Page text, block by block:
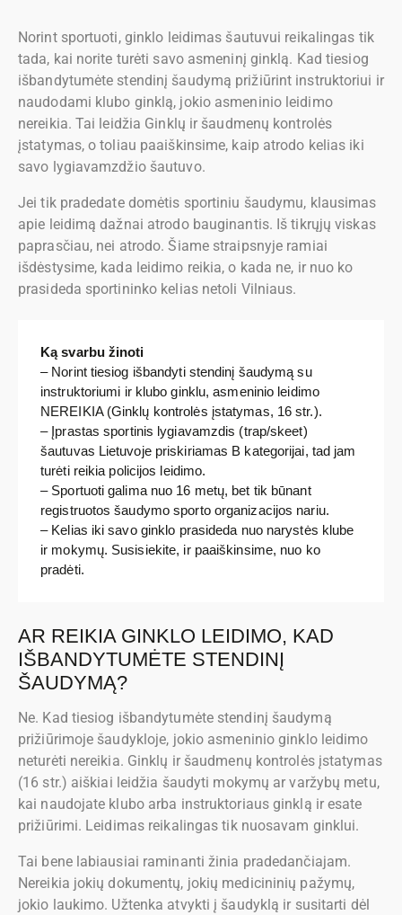
Norint sportuoti, ginklo leidimas šautuvui reikalingas tik
tada, kai norite turėti savo asmeninį ginklą. Kad tiesiog
išbandytumėte stendinį šaudymą prižiūrint instruktoriui ir
naudodami klubo ginklą, jokio asmeninio leidimo
nereikia. Tai leidžia Ginklų ir šaudmenų kontrolės
įstatymas, o toliau paaiškinsime, kaip atrodo kelias iki
savo lygiavamzdžio šautuvo.
Jei tik pradedate domėtis sportiniu šaudymu, klausimas
apie leidimą dažnai atrodo bauginantis. Iš tikrųjų viskas
paprasčiau, nei atrodo. Šiame straipsnyje ramiai
išdėstysime, kada leidimo reikia, o kada ne, ir nuo ko
prasideda sportininko kelias netoli Vilniaus.
Ką svarbu žinoti
– Norint tiesiog išbandyti stendinį šaudymą su
instruktoriumi ir klubo ginklu, asmeninio leidimo
NEREIKIA (Ginklų kontrolės įstatymas, 16 str.).
– Įprastas sportinis lygiavamzdis (trap/skeet)
šautuvas Lietuvoje priskiriamas B kategorijai, tad jam
turėti reikia policijos leidimo.
– Sportuoti galima nuo 16 metų, bet tik būnant
registruotos šaudymo sporto organizacijos nariu.
– Kelias iki savo ginklo prasideda nuo narystės klube
ir mokymų. Susisiekite, ir paaiškinsime, nuo ko
pradėti.
AR REIKIA GINKLO LEIDIMO, KAD
IŠBANDYTUMĖTE STENDINĮ
ŠAUDYMĄ?
Ne. Kad tiesiog išbandytumėte stendinį šaudymą
prižiūrimoje šaudykloje, jokio asmeninio ginklo leidimo
neturėti nereikia. Ginklų ir šaudmenų kontrolės įstatymas
(16 str.) aiškiai leidžia šaudyti mokymų ar varžybų metu,
kai naudojate klubo arba instruktoriaus ginklą ir esate
prižiūrimi. Leidimas reikalingas tik nuosavam ginklui.
Tai bene labiausiai raminanti žinia pradedančiajam.
Nereikia jokių dokumentų, jokių medicininių pažymų,
jokio laukimo. Užtenka atvykti į šaudyklą ir susitarti dėl